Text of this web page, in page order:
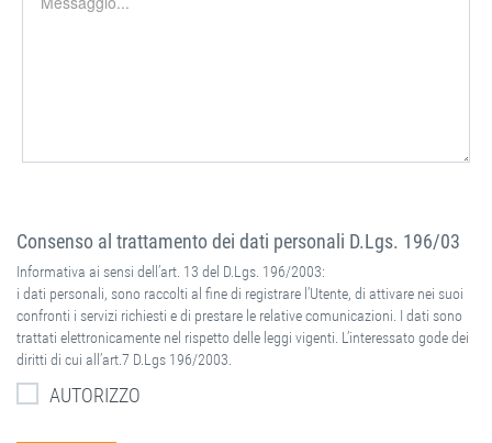
Consenso al trattamento dei dati personali D.Lgs. 196/03
Informativa ai sensi dell’art. 13 del D.Lgs. 196/2003:
i dati personali, sono raccolti al fine di registrare l’Utente, di attivare nei suoi
confronti i servizi richiesti e di prestare le relative comunicazioni. I dati sono
trattati elettronicamente nel rispetto delle leggi vigenti. L’interessato gode dei
diritti di cui all’art.7 D.Lgs 196/2003.
AUTORIZZO